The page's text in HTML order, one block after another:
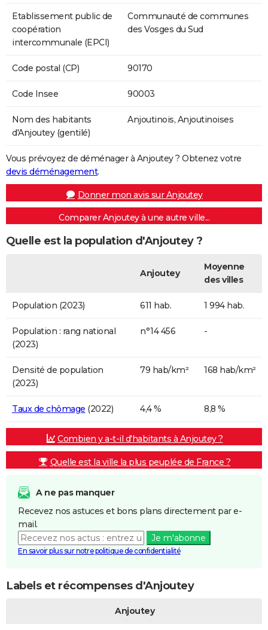
Etablissement public de
coopération
intercommunale (EPCI)
Communauté de communes
des Vosges du Sud
Code postal (CP) 90170
Code Insee 90003
Nom des habitants
d'Anjoutey (gentilé)
Anjoutinois, Anjoutinoises
Vous prévoyez de déménager à Anjoutey ? Obtenez votre
devis déménagement.
Donner mon avis sur Anjoutey
Comparer Anjoutey à une autre ville...
Quelle est la population d'Anjoutey ?
Anjoutey
Moyenne
des villes
Population (2023) 611 hab. 1 994 hab.
Population : rang national
(2023)
n°14 456 -
Densité de population
(2023)
79 hab/km² 168 hab/km²
Taux de chômage (2022) 4,4 % 8,8 %
Combien y a-t-il d'habitants à Anjoutey ?
Quelle est la ville la plus peuplée de France ?
A ne pas manquer
Recevez nos astuces et bons plans directement par e-
mail.
Je m'abonne
En savoir plus sur notre politique de confidentialité
Labels et récompenses d'Anjoutey
Anjoutey